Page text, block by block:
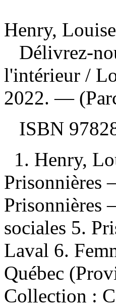
Henry,
Délivrez-
l'intérieur /
2022. —
ISBN
1. Henry,
Prisonnières
sociales 5.
Laval 6.
Québec
Collection :